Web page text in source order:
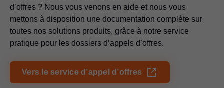
d’offres ? Nous vous venons en aide et nous vous
mettons à disposition une documentation complète sur
toutes nos solutions produits, grâce à notre service
pratique pour les dossiers d’appels d’offres.
Vers le service d’appel d’offres